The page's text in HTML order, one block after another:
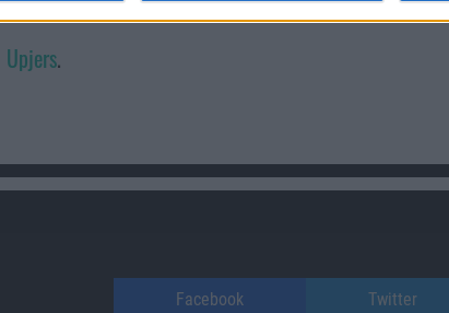
Upjers.
Facebook Twitter